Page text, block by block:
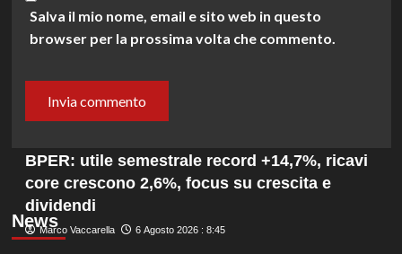
Salva il mio nome, email e sito web in questo
browser per la prossima volta che commento.
News
BPER: utile semestrale record +14,7%, ricavi
core crescono 2,6%, focus su crescita e
dividendi
Marco Vaccarella 6 Agosto 2026 : 8:45